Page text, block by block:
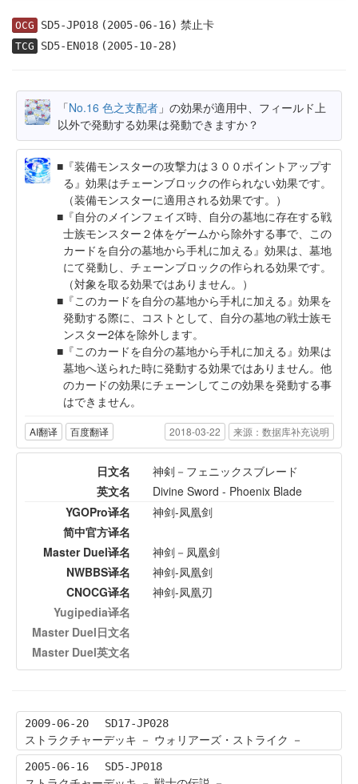
OCG SD5-JP018(2005-06-16) 禁止卡
TCG SD5-EN018(2005-10-28)
「No.16 色之支配者 」の効果が適用中、フィールド上
以外で発動する効果は発動できますか？
『装備モンスターの攻撃力は３００ポイントアップす
る』効果はチェーンブロックの作られない効果です。
（装備モンスターに適用される効果です。）
『自分のメインフェイズ時、自分の墓地に存在する戦
士族モンスター２体をゲームから除外する事で、この
カードを自分の墓地から手札に加える』効果は、墓地
にて発動し、チェーンブロックの作られる効果です。
（対象を取る効果ではありません。）
『このカードを自分の墓地から手札に加える』効果を
発動する際に、コストとして、自分の墓地の戦士族モ
ンスター2体を除外します。
『このカードを自分の墓地から手札に加える』効果は
墓地へ送られた時に発動する効果ではありません。他
のカードの効果にチェーンしてこの効果を発動する事
はできません。
AI翻译 百度翻译 2018-03-22 来源：数据库补充说明
日文名
神剣－フェニックスブレード
英文名
Divine Sword - Phoenix Blade
YGOPro译名
神剑-凤凰剑
简中官方译名
Master Duel译名
神剑－凤凰剑
NWBBS译名
神剑-凤凰剑
CNOCG译名
神剑-凤凰刃
Yugipedia译名
Master Duel日文名
Master Duel英文名
2009-06-20 SD17-JP028
ストラクチャーデッキ － ウォリアーズ・ストライク －
2005-06-16 SD5-JP018